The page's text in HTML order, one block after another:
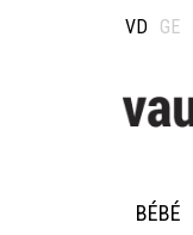
VD GE
BÉBÉ